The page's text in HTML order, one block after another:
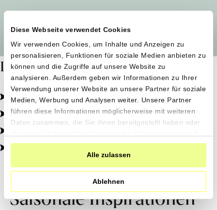
Diese Webseite verwendet Cookies
Wir verwenden Cookies, um Inhalte und Anzeigen zu
personalisieren, Funktionen für soziale Medien anbieten zu
können und die Zugriffe auf unsere Website zu
analysieren. Außerdem geben wir Informationen zu Ihrer
Verwendung unserer Website an unsere Partner für soziale
Medien, Werbung und Analysen weiter. Unsere Partner
führen diese Informationen möglicherweise mit weiteren
Daten zusammen, die Sie ihnen bereitgestellt haben oder
haben.
Alle zulassen
Ablehnen
Dafür stehen wir
Pestizidfrei angebaut, schonend verarbeitet.
Natürliche Zutaten, echter Geschmack.
Von kleinen Höfen, direkt zu dir.
100% transparent, 0% Zusatzstoffe.
Saisonale Inspirationen